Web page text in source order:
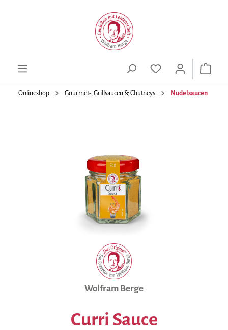
Onlineshop Gourmet-, Grillsaucen & Chutneys Nudelsaucen
Wolfram Berge
Curri Sauce